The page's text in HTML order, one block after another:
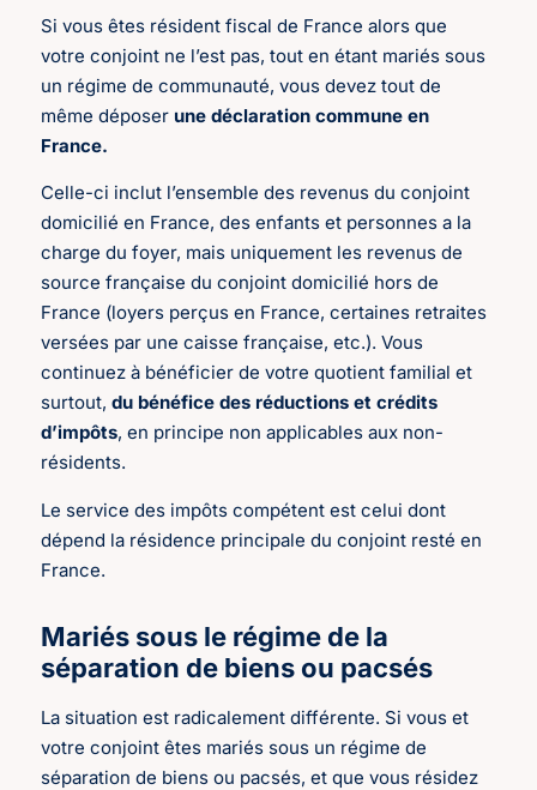
Si vous êtes résident fiscal de France alors que
votre conjoint ne l’est pas, tout en étant mariés sous
un régime de communauté, vous devez tout de
même déposer une déclaration commune en
France.
Celle-ci inclut l’ensemble des revenus du conjoint
domicilié en France, des enfants et personnes a la
charge du foyer, mais uniquement les revenus de
source française du conjoint domicilié hors de
France (loyers perçus en France, certaines retraites
versées par une caisse française, etc.). Vous
continuez à bénéficier de votre quotient familial et
surtout,du bénéfice des réductions et crédits
d’impôts, en principe non applicables aux non-
résidents.
Le service des impôts compétent est celui dont
dépend la résidence principale du conjoint resté en
France.
Mariés sous le régime de la
séparation de biens ou pacsés
La situation est radicalement différente. Si vous et
votre conjoint êtes mariés sous un régime de
séparation de biens ou pacsés, et que vous résidez